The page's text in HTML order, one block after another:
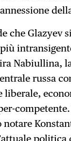
che Glazyev
Nabiullina,
russa
liberale,
notare
politica